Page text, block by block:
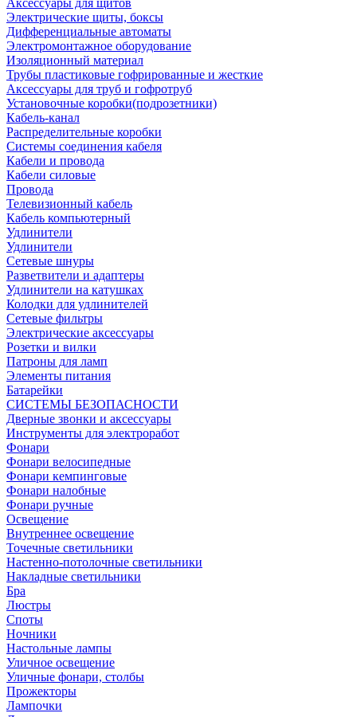
Аксессуары для щитов
Электрические щиты, боксы
Дифференциальные автоматы
Электромонтажное оборудование
Изоляционный материал
Трубы пластиковые гофрированные и жесткие
Аксессуары для труб и гофротруб
Установочные коробки(подрозетники)
Кабель-канал
Распределительные коробки
Системы соединения кабеля
Кабели и провода
Кабели силовые
Провода
Телевизионный кабель
Кабель компьютерный
Удлинители
Удлинители
Сетевые шнуры
Разветвители и адаптеры
Удлинители на катушках
Колодки для удлинителей
Сетевые фильтры
Электрические аксессуары
Розетки и вилки
Патроны для ламп
Элементы питания
Батарейки
СИСТЕМЫ БЕЗОПАСНОСТИ
Дверные звонки и аксессуары
Инструменты для электроработ
Фонари
Фонари велосипедные
Фонари кемпинговые
Фонари налобные
Фонари ручные
Освещение
Внутреннее освещение
Точечные светильники
Настенно-потолочные светильники
Накладные светильники
Бра
Люстры
Споты
Ночники
Настольные лампы
Уличное освещение
Уличные фонари, столбы
Прожекторы
Лампочки